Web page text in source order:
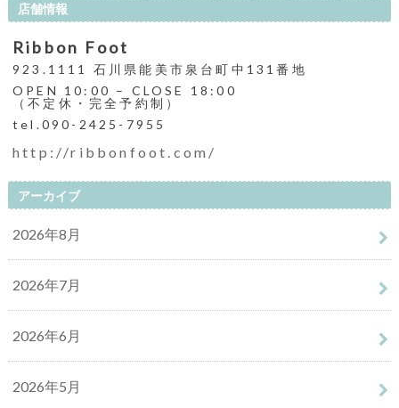
店舗情報
Ribbon Foot
923.1111 石川県能美市泉台町中131番地
OPEN 10:00 – CLOSE 18:00
（不定休・完全予約制）
tel.090-2425-7955
http://ribbonfoot.com/
アーカイブ
2026年8月
2026年7月
2026年6月
2026年5月